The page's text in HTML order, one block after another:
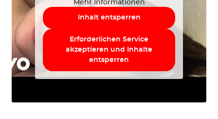
Mehr Informationen
Inhalt entsperren
Erforderlichen Service
akzeptieren und Inhalte
entsperren